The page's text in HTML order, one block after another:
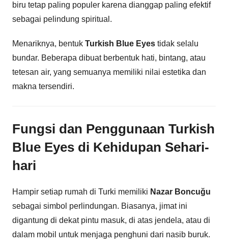
biru tetap paling populer karena dianggap paling efektif
sebagai pelindung spiritual.
Menariknya, bentuk Turkish Blue Eyes tidak selalu
bundar. Beberapa dibuat berbentuk hati, bintang, atau
tetesan air, yang semuanya memiliki nilai estetika dan
makna tersendiri.
Fungsi dan Penggunaan Turkish
Blue Eyes di Kehidupan Sehari-
hari
Hampir setiap rumah di Turki memiliki Nazar Boncuğu
sebagai simbol perlindungan. Biasanya, jimat ini
digantung di dekat pintu masuk, di atas jendela, atau di
dalam mobil untuk menjaga penghuni dari nasib buruk.